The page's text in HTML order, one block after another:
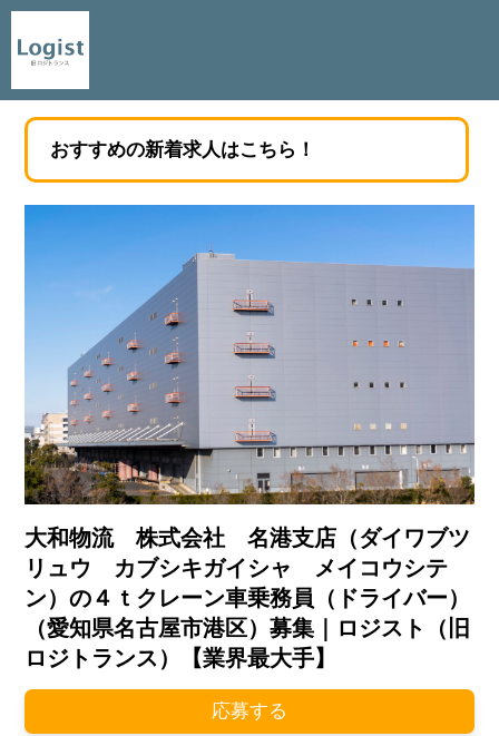
おすすめの新着求人はこちら！
大和物流 株式会社 名港支店（ダイワブツ
リュウ カブシキガイシャ メイコウシテ
ン）の４ｔクレーン車乗務員（ドライバー）
（愛知県名古屋市港区）募集｜ロジスト（旧
ロジトランス）【業界最大手】
応募する